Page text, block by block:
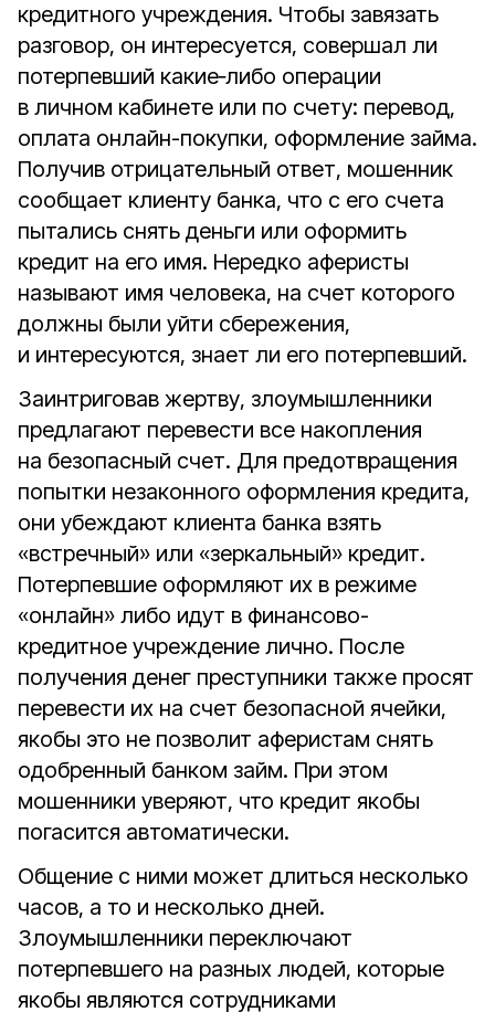
кредитного учреждения. Чтобы завязать
разговор, он интересуется, совершал ли
потерпевший какие‑либо операции
в личном кабинете или по счету: перевод,
оплата онлайн-покупки, оформление займа.
Получив отрицательный ответ, мошенник
сообщает клиенту банка, что с его счета
пытались снять деньги или оформить
кредит на его имя. Нередко аферисты
называют имя человека, на счет которого
должны были уйти сбережения,
и интересуются, знает ли его потерпевший.
Заинтриговав жертву, злоумышленники
предлагают перевести все накопления
на безопасный счет. Для предотвращения
попытки незаконного оформления кредита,
они убеждают клиента банка взять
«встречный» или «зеркальный» кредит.
Потерпевшие оформляют их в режиме
«онлайн» либо идут в финансово-
кредитное учреждение лично. После
получения денег преступники также просят
перевести их на счет безопасной ячейки,
якобы это не позволит аферистам снять
одобренный банком займ. При этом
мошенники уверяют, что кредит якобы
погасится автоматически.
Общение с ними может длиться несколько
часов, а то и несколько дней.
Злоумышленники переключают
потерпевшего на разных людей, которые
якобы являются сотрудниками